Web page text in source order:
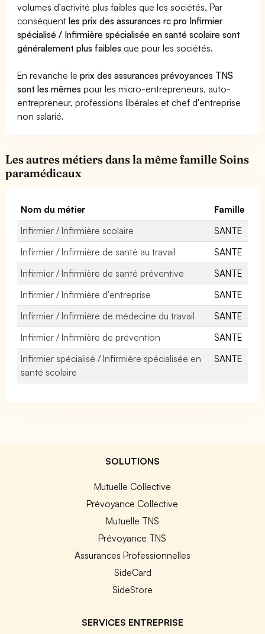
volumes d'activité plus faibles que les sociétés. Par
conséquentles prix des assurances rc pro Infirmier
spécialisé / Infirmière spécialisée en santé scolaire sont
généralement plus faibles que pour les sociétés.
En revanche leprix des assurances prévoyances TNS
sont les mêmes pour les micro-entrepreneurs, auto-
entrepreneur, professions libérales et chef d'entreprise
non salarié.
Les autres métiers dans la même famille Soins
paramédicaux
Nom du métier
Famille
Infirmier / Infirmière scolaire
SANTE
Infirmier / Infirmière de santé au travail
SANTE
Infirmier / Infirmière de santé préventive
SANTE
Infirmier / Infirmière d'entreprise
SANTE
Infirmier / Infirmière de médecine du travail
SANTE
Infirmier / Infirmière de prévention
SANTE
Infirmier spécialisé / Infirmière spécialisée en
santé scolaire
SANTE
SOLUTIONS
Mutuelle Collective
Prévoyance Collective
Mutuelle TNS
Prévoyance TNS
Assurances Professionnelles
SideCard
SideStore
SERVICES ENTREPRISE